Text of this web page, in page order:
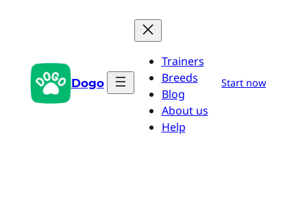
Dogo
Trainers
Breeds
Blog
About us
Help
Start now